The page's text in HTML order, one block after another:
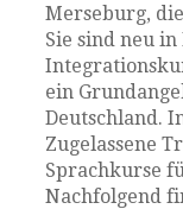
Merseburg,
Sie sind neu
ein
Deutschland.
Zugelassene
Sprachkurse
Nachfolgend